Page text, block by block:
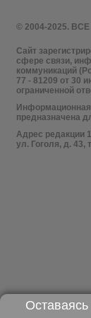
© 2004-2025.
Сайт
сфере связи,
коммуникаций
77 - 81209 от 30
ограниченной
Информационная
предназначена
Адрес редакции
ул. Гоголя, д. 43,